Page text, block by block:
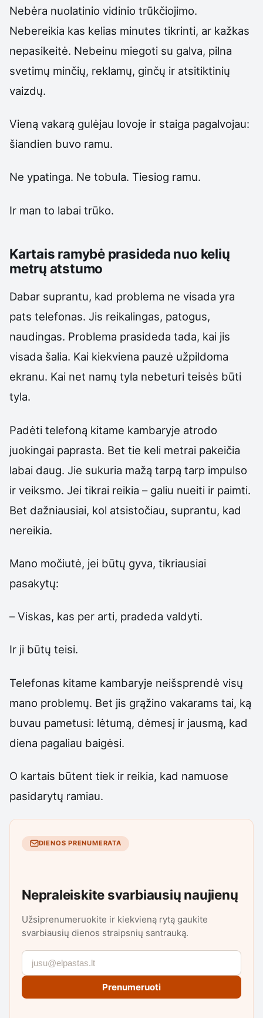
Nebėra nuolatinio vidinio trūkčiojimo.
Nebereikia kas kelias minutes tikrinti, ar kažkas
nepasikeitė. Nebeinu miegoti su galva, pilna
svetimų minčių, reklamų, ginčų ir atsitiktinių
vaizdų.
Vieną vakarą gulėjau lovoje ir staiga pagalvojau:
šiandien buvo ramu.
Ne ypatinga. Ne tobula. Tiesiog ramu.
Ir man to labai trūko.
Kartais ramybė prasideda nuo kelių
metrų atstumo
Dabar suprantu, kad problema ne visada yra
pats telefonas. Jis reikalingas, patogus,
naudingas. Problema prasideda tada, kai jis
visada šalia. Kai kiekviena pauzė užpildoma
ekranu. Kai net namų tyla nebeturi teisės būti
tyla.
Padėti telefoną kitame kambaryje atrodo
juokingai paprasta. Bet tie keli metrai pakeičia
labai daug. Jie sukuria mažą tarpą tarp impulso
ir veiksmo. Jei tikrai reikia – galiu nueiti ir paimti.
Bet dažniausiai, kol atsistočiau, suprantu, kad
nereikia.
Mano močiutė, jei būtų gyva, tikriausiai
pasakytų:
– Viskas, kas per arti, pradeda valdyti.
Ir ji būtų teisi.
Telefonas kitame kambaryje neišsprendė visų
mano problemų. Bet jis grąžino vakarams tai, ką
buvau pametusi: lėtumą, dėmesį ir jausmą, kad
diena pagaliau baigėsi.
O kartais būtent tiek ir reikia, kad namuose
pasidarytų ramiau.
DIENOS PRENUMERATA
Nepraleiskite svarbiausių naujienų
Užsiprenumeruokite ir kiekvieną rytą gaukite
svarbiausių dienos straipsnių santrauką.
Prenumeruoti